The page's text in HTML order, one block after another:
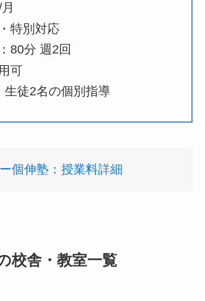
特別対応
80分 週2回
可
生徒2名の個別指導
個伸塾：授業料詳細
校舎・教室一覧